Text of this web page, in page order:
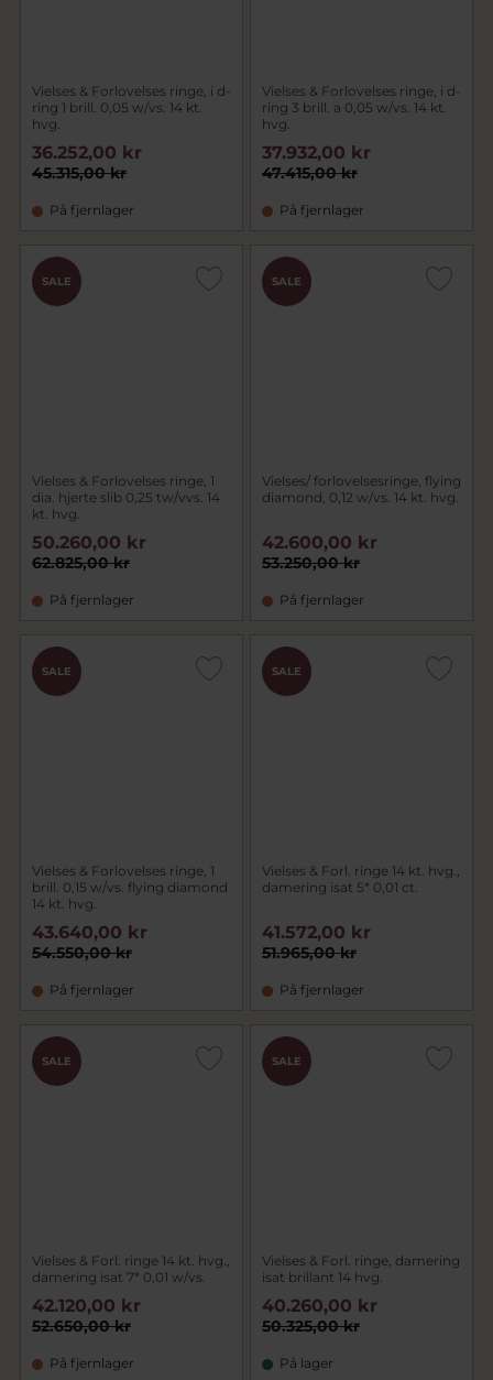
Vielses & Forlovelses ringe, i d-
ring 1 brill. 0,05 w/vs. 14 kt.
hvg.
45.315,00 kr
36.252,00 kr
På fjernlager
Vielses & Forlovelses ringe, i d-
ring 3 brill. a 0,05 w/vs. 14 kt.
hvg.
47.415,00 kr
37.932,00 kr
På fjernlager
SALE
Vielses & Forlovelses ringe, 1
dia. hjerte slib 0,25 tw/vvs. 14
kt. hvg.
62.825,00 kr
50.260,00 kr
På fjernlager
SALE
Vielses/ forlovelsesringe, flying
diamond, 0,12 w/vs. 14 kt. hvg.
53.250,00 kr
42.600,00 kr
På fjernlager
SALE
Vielses & Forlovelses ringe, 1
brill. 0,15 w/vs. flying diamond
14 kt. hvg.
54.550,00 kr
43.640,00 kr
På fjernlager
SALE
Vielses & Forl. ringe 14 kt. hvg.,
damering isat 5* 0,01 ct.
51.965,00 kr
41.572,00 kr
På fjernlager
SALE
Vielses & Forl. ringe 14 kt. hvg.,
damering isat 7* 0,01 w/vs.
52.650,00 kr
42.120,00 kr
På fjernlager
SALE
Vielses & Forl. ringe, damering
isat brillant 14 hvg.
50.325,00 kr
40.260,00 kr
På lager